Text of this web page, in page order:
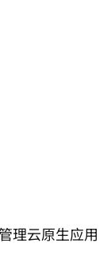
理云原生应用